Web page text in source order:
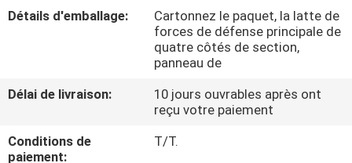
CONTRÔLE
NOUS
Détails d'emballage:
Cartonnez le paquet, la latte de
forces de défense principale de
quatre côtés de section,
panneau de
Délai de livraison:
10 jours ouvrables après ont
reçu votre paiement
Conditions de
paiement:
T/T.